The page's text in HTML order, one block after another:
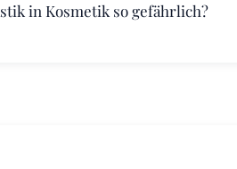
in Kosmetik so gefährlich?